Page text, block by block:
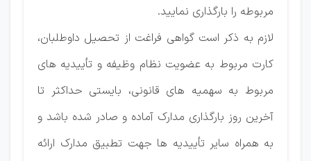
مربوطه را بارگذاری نمایید.
لازم به ذکر است گواهی فراغت از تحصیل داوطلبان،
کارت مربوط به عضویت نظام وظیفه و تأییدیه های
مربوط به سهمیه های قانونی، بایستی حداکثر تا
آخرین روز بارگذاری مدارک آماده و صادر شده باشد و
به همراه سایر تأییدیه ها جهت تطبیق مدارک ارائه